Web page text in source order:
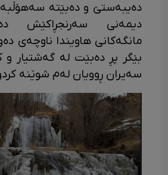
دەیبەستێ و دەبێتە
دیمەنی سەرنجڕاکێش
مانگەکانی هاویندا ناوچەی
بێگر پڕ دەبێت لە گەشتیار
سەیران ڕوویان لەم شوێنە